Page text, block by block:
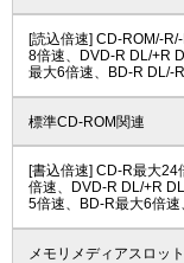
[読込倍速] CD-ROM/-
8倍速、DVD-R DL/+R
最大6倍速、BD-R DL/-
標準CD-ROM関連
[書込倍速] CD-R最大
倍速、DVD-R DL/+R
5倍速、BD-R最大6倍
メモリメディアスロット